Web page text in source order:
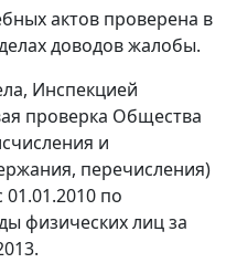
актов проверена в
доводов жалобы.
Инспекцией
проверка Общества
и
перечисления)
по
физических лиц за